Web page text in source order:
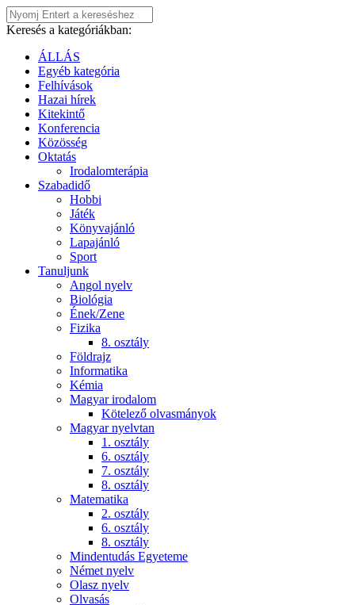
Keresés a kategóriákban:
ÁLLÁS
Egyéb kategória
Felhívások
Hazai hírek
Kitekintő
Konferencia
Közösség
Oktatás
Irodalomterápia
Szabadidő
Hobbi
Játék
Könyvajánló
Lapajánló
Sport
Tanuljunk
Angol nyelv
Biológia
Ének/Zene
Fizika
8. osztály
Földrajz
Informatika
Kémia
Magyar irodalom
Kötelező olvasmányok
Magyar nyelvtan
1. osztály
6. osztály
7. osztály
8. osztály
Matematika
2. osztály
6. osztály
8. osztály
Mindentudás Egyeteme
Német nyelv
Olasz nyelv
Olvasás